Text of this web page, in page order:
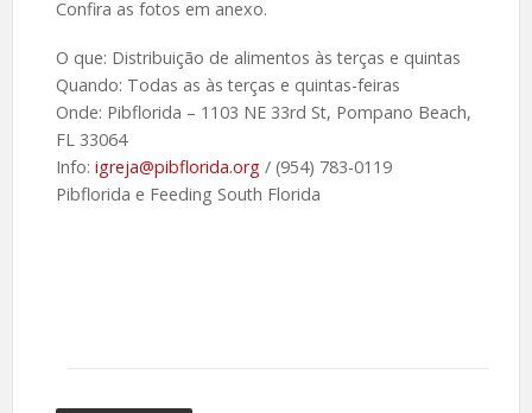
Confira as fotos em anexo.
O que: Distribuição de alimentos às terças e quintas
Quando: Todas as às terças e quintas-feiras
Onde: Pibflorida – 1103 NE 33rd St, Pompano Beach,
FL 33064
Info: igreja@pibflorida.org/ (954) 783-0119
Pibflorida e Feeding South Florida